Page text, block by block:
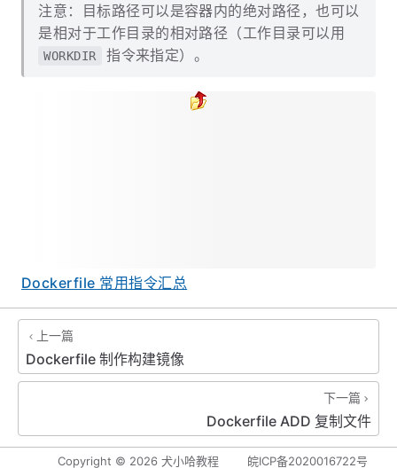
注意：目标路径可以是容器内的绝对路径，也可以
是相对于工作目录的相对路径（工作目录可以用
WORKDIR 指令来指定）。
Dockerfile 常用指令汇总
上一篇
Dockerfile 制作构建镜像
下一篇
Dockerfile ADD 复制文件
Copyright © 2026 犬小哈教程 皖ICP备2020016722号